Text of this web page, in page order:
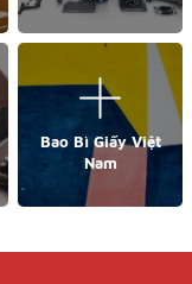
Bao Bì Giấy Việt
Nam